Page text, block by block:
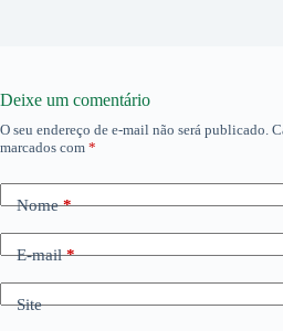
Deixe um comentário
O seu endereço de e-mail não será publicado.
marcados com *
Nome*
E-mail*
Site